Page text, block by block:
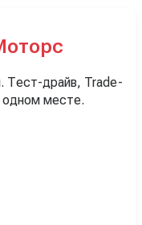
Тест-драйв, Trade-
одном месте.